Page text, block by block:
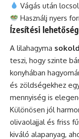
Vágás után
Használj nyers
Ízesítési
A lilahagyma
teszi, hogy szinte
konyhában
és zöldségekhez
mennyiség is
Különösen jól
olivaolajjal és friss
kiváló alapanyag,